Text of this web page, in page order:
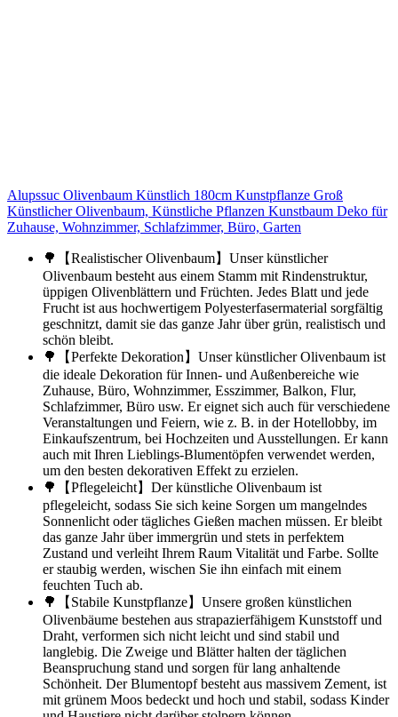
Alupssuc Olivenbaum Künstlich 180cm Kunstpflanze Groß
Künstlicher Olivenbaum, Künstliche Pflanzen Kunstbaum Deko für
Zuhause, Wohnzimmer, Schlafzimmer, Büro, Garten
🌳【Realistischer Olivenbaum】Unser künstlicher
Olivenbaum besteht aus einem Stamm mit Rindenstruktur,
üppigen Olivenblättern und Früchten. Jedes Blatt und jede
Frucht ist aus hochwertigem Polyesterfasermaterial sorgfältig
geschnitzt, damit sie das ganze Jahr über grün, realistisch und
schön bleibt.
🌳【Perfekte Dekoration】Unser künstlicher Olivenbaum ist
die ideale Dekoration für Innen- und Außenbereiche wie
Zuhause, Büro, Wohnzimmer, Esszimmer, Balkon, Flur,
Schlafzimmer, Büro usw. Er eignet sich auch für verschiedene
Veranstaltungen und Feiern, wie z. B. in der Hotellobby, im
Einkaufszentrum, bei Hochzeiten und Ausstellungen. Er kann
auch mit Ihren Lieblings-Blumentöpfen verwendet werden,
um den besten dekorativen Effekt zu erzielen.
🌳【Pflegeleicht】Der künstliche Olivenbaum ist
pflegeleicht, sodass Sie sich keine Sorgen um mangelndes
Sonnenlicht oder tägliches Gießen machen müssen. Er bleibt
das ganze Jahr über immergrün und stets in perfektem
Zustand und verleiht Ihrem Raum Vitalität und Farbe. Sollte
er staubig werden, wischen Sie ihn einfach mit einem
feuchten Tuch ab.
🌳【Stabile Kunstpflanze】Unsere großen künstlichen
Olivenbäume bestehen aus strapazierfähigem Kunststoff und
Draht, verformen sich nicht leicht und sind stabil und
langlebig. Die Zweige und Blätter halten der täglichen
Beanspruchung stand und sorgen für lang anhaltende
Schönheit. Der Blumentopf besteht aus massivem Zement, ist
mit grünem Moos bedeckt und hoch und stabil, sodass Kinder